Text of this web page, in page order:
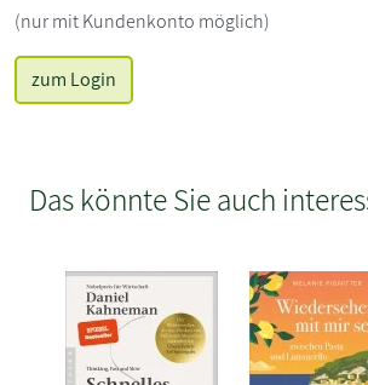
(nur mit Kundenkonto möglich)
zum Login
Das könnte Sie auch